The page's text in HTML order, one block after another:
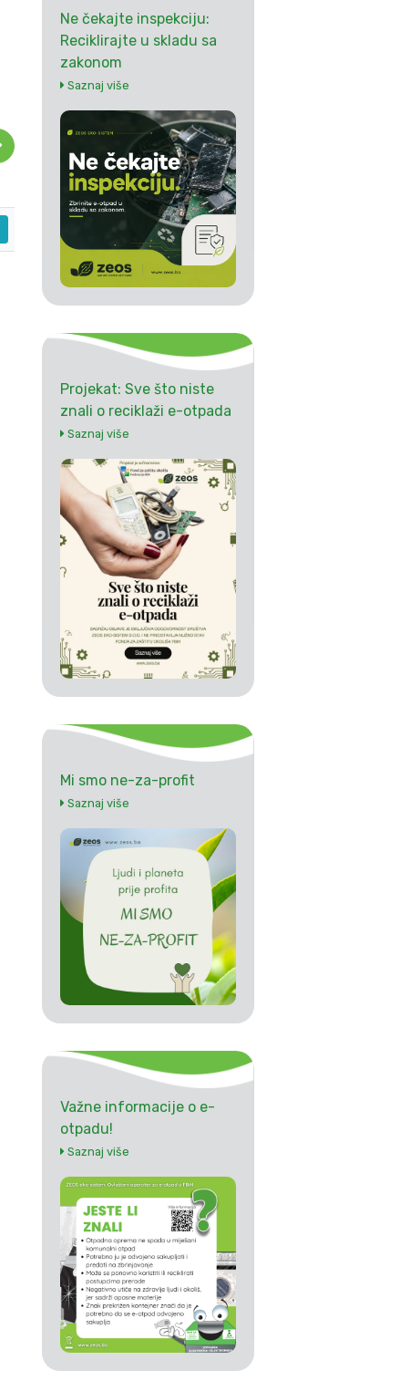
Ne čekajte inspekciju:
Reciklirajte u skladu sa
zakonom
Saznaj više
Projekat: Sve što niste
znali o reciklaži e-otpada
Saznaj više
Mi smo ne-za-profit
Saznaj više
Važne informacije o e-
otpadu!
Saznaj više